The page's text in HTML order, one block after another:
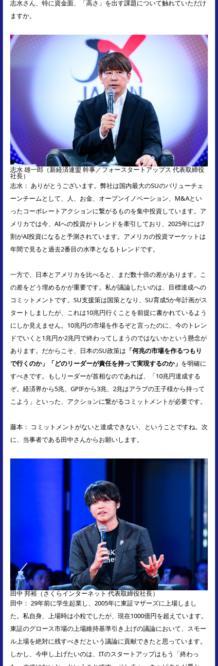
志水さん、特に資金面、「高さ」を出す課題について触れていただけ
ますか。
志水 雄一郎（新経済連盟 幹事／フォースタートアップス 代表取締役
社長）
志水： ありがとうございます。弊社は国内最大のSUのバリューチェ
ーンチームとして、人、お金、オープンイノベーション、M&Aとい
ったコーポレートアクションに繋がるものを集中投資しています。ア
メリカでは今、AIへの投資がトレンドを牽引しており、2025年には7
割がAI投資になると予測されています。アメリカの投資マーケットは
年間で見ると過去2番目の水準となるトレンドです。
一方で、日本とアメリカを比べると、まだ数十倍の差があります。こ
の差をどう埋めるかが重要です。私が議論したいのは、目標達成への
コミットメントです。SU支援策は国策となり、SU育成5か年計画がス
タートしましたが、これは10兆円行くことを前提に書かれているよう
にしか見えません。10兆円の市場を作るぞと言ったのに、今のトレン
ドでいくと1兆円か2兆円で終わってしまうのではないかという懸念が
あります。だからこそ、日本のSU政策は 「何兆の市場を作るつもり
で行くのか」「どのリーダーが責任を持って実現するのか」 を明確に
すべきです。もしリーダーが首相なのであれば、「10兆円達成する
ぞ。経済界から5兆、GPIFから3兆、2兆はアラブの王子様から持って
こよう」といった、アクションに繋がるコミットメントが必要です。
藤本： コミットメントがないと達成できない、ということですね。次
に、当事者である田中さんからお願いします。
田中 邦裕（さくらインターネット 代表取締役社長）
田中： 29年前に学生起業し、2005年に東証マザーズに上場しまし
た。私自身、上場時は小粒でしたが、現在1000億円を超えています。
東証のグロース市場の上場維持基準引き上げの議論において、スモー
ル上場を絶対に残すべきだという議論に貢献できたと思っています。
しかし、今申し上げたいのは、ITのスタートアップはもう「終わっ